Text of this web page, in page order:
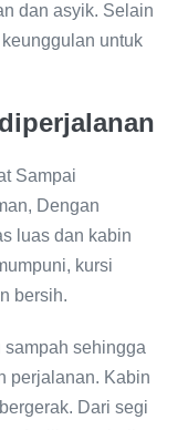
dan asyik. Selain
untuk
Sampai
Dengan
luas dan kabin
kursi
bersih.
sehingga
perjalanan. Kabin
Dari segi